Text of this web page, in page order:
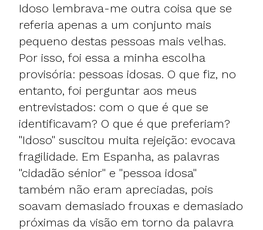
Idoso lembrava-me outra coisa que se
referia apenas a um conjunto mais
pequeno destas pessoas mais velhas.
Por isso, foi essa a minha escolha
provisória: pessoas idosas. O que fiz, no
entanto, foi perguntar aos meus
entrevistados: com o que é que se
identificavam? O que é que preferiam?
"Idoso" suscitou muita rejeição: evocava
fragilidade. Em Espanha, as palavras
"cidadão sénior" e "pessoa idosa"
também não eram apreciadas, pois
soavam demasiado frouxas e demasiado
próximas da visão em torno da palavra